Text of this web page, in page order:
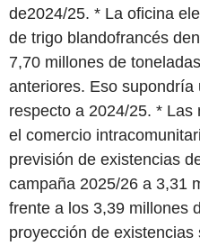
de2024/25. * La oficina
de trigo blandofrancés
7,70 millones de
anteriores. Eso supondría
respecto a 2024/25. *
el comercio
previsión de existencias
campaña 2025/26 a 3,31
frente a los 3,39 millones
proyección de existencias